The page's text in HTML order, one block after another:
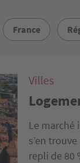
France
Villes
Le marché
s’en
repli de 80